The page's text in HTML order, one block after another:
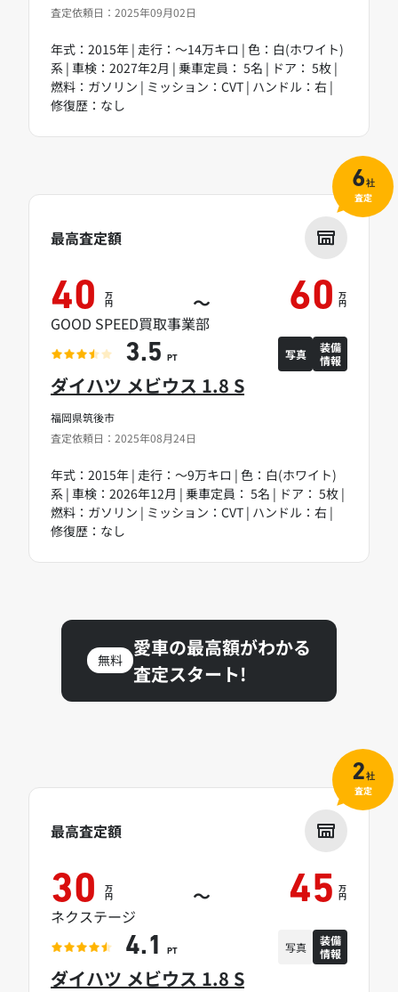
査定依頼日：2025年09月02日
年式：2015年 | 走行：～14万キロ | 色：白(ホワイト)
系 | 車検：2027年2月 | 乗車定員： 5名 | ドア： 5枚 |
燃料：ガソリン | ミッション：CVT | ハンドル：右 |
修復歴：なし
福岡県筑後市
査定依頼日：2025年08月24日
ダイハツ メビウス 1.8 S
年式：2015年 | 走行：～9万キロ | 色：白(ホワイト)
系 | 車検：2026年12月 | 乗車定員： 5名 | ドア： 5枚 |
燃料：ガソリン | ミッション：CVT | ハンドル：右 |
修復歴：なし
最高査定額
40 万
円 ～ 60 万
円
GOOD SPEED買取事業部
3.5 PT 写真
装備
情報
6社
査定
無料
愛車の最高額がわかる
査定スタート!
ダイハツ メビウス 1.8 S
最高査定額
30 万
円 ～ 45 万
円
ネクステージ
4.1 PT 写真
装備
情報
2社
査定